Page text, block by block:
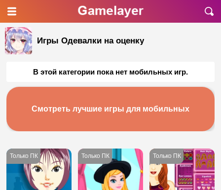
Игры Одевалки на оценку
В этой категории пока нет мобильных игр.
Смотреть лучшие игры для мобильных